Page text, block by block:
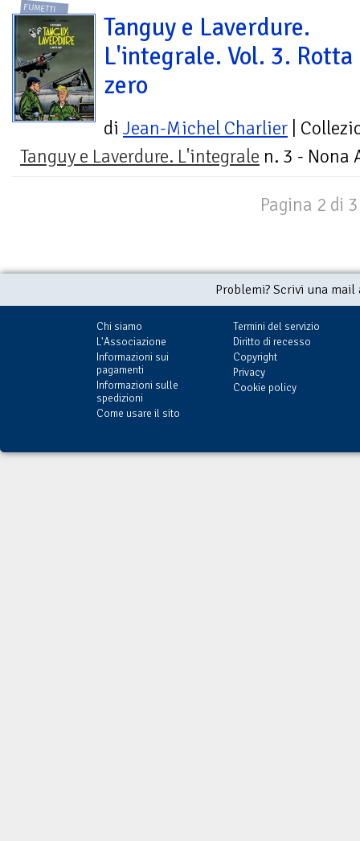
FUMETTI
Tanguy e Laverdure.
L'integrale. Vol. 3. Rotta
zero
di Jean-Michel Charlier |
Tanguy e Laverdure. L'integrale n. 3 - Nona
Pagina 2 di 3
Problemi? Scrivi una
Chi siamo
L'Associazione
Informazioni sui
pagamenti
Informazioni sulle
spedizioni
Come usare il sito
Termini del servizio
Diritto di recesso
Copyright
Privacy
Cookie policy